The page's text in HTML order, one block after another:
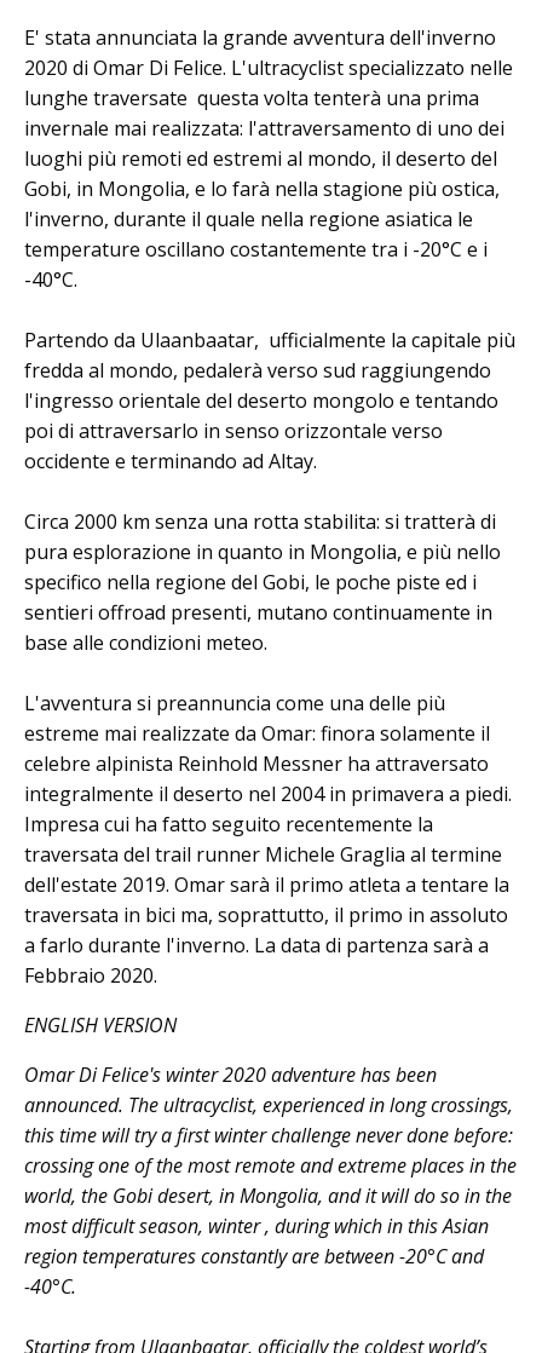
E' stata annunciata la grande avventura dell'inverno
2020 di Omar Di Felice. L'ultracyclist specializzato nelle
lunghe traversate questa volta tenterà una prima
invernale mai realizzata: l'attraversamento di uno dei
luoghi più remoti ed estremi al mondo, il deserto del
Gobi, in Mongolia, e lo farà nella stagione più ostica,
l'inverno, durante il quale nella regione asiatica le
temperature oscillano costantemente tra i -20°C e i
-40°C.
Partendo da Ulaanbaatar, ufficialmente la capitale più
fredda al mondo, pedalerà verso sud raggiungendo
l'ingresso orientale del deserto mongolo e tentando
poi di attraversarlo in senso orizzontale verso
occidente e terminando ad Altay.
Circa 2000 km senza una rotta stabilita: si tratterà di
pura esplorazione in quanto in Mongolia, e più nello
specifico nella regione del Gobi, le poche piste ed i
sentieri offroad presenti, mutano continuamente in
base alle condizioni meteo.
L'avventura si preannuncia come una delle più
estreme mai realizzate da Omar: finora solamente il
celebre alpinista Reinhold Messner ha attraversato
integralmente il deserto nel 2004 in primavera a piedi.
Impresa cui ha fatto seguito recentemente la
traversata del trail runner Michele Graglia al termine
dell'estate 2019. Omar sarà il primo atleta a tentare la
traversata in bici ma, soprattutto, il primo in assoluto
a farlo durante l'inverno. La data di partenza sarà a
Febbraio 2020.
ENGLISH VERSION
Omar Di Felice's winter 2020 adventure has been
announced. The ultracyclist, experienced in long crossings,
this time will try a first winter challenge never done before:
crossing one of the most remote and extreme places in the
world, the Gobi desert, in Mongolia, and it will do so in the
most difficult season, winter , during which in this Asian
region temperatures constantly are between -20°C and
-40°C.
Starting from Ulaanbaatar, officially the coldest world’s